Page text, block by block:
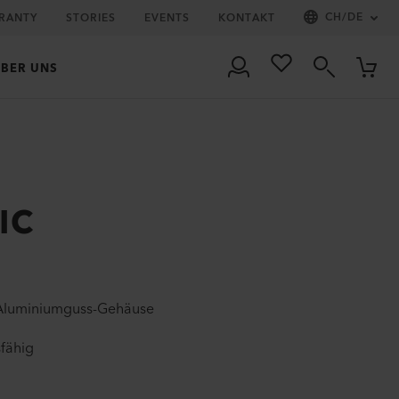
STORIES EVENTS KONTAKT CH/DE
UNS
Gehäuse